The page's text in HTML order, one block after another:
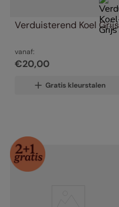
Verduisterend Koel Grijs
vanaf:
€20,00
Gratis kleurstalen